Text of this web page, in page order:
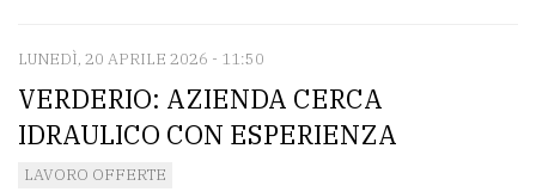
LUNEDÌ, 20 APRILE 2026 - 11:50
VERDERIO: AZIENDA CERCA
IDRAULICO CON ESPERIENZA
LAVORO OFFERTE